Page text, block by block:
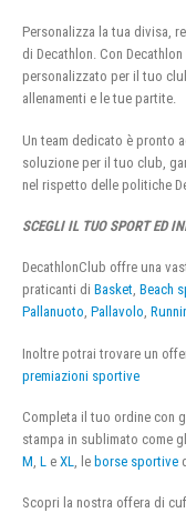
Personalizza la tua divisa,
di Decathlon. Con
personalizzato per il tuo
allenamenti e le tue partite.
Un team dedicato è pronto
soluzione per il tuo club,
nel rispetto delle politiche
SCEGLI IL TUO SPORT ED
DecathlonClub offre una
praticanti di Basket, Beach
Pallanuoto, Pallavolo,
Inoltre potrai trovare un
premiazioni sportive
Completa il tuo ordine con
stampa in sublimato come
M L e XL , le borse sportive
Scopri la nostra offera di